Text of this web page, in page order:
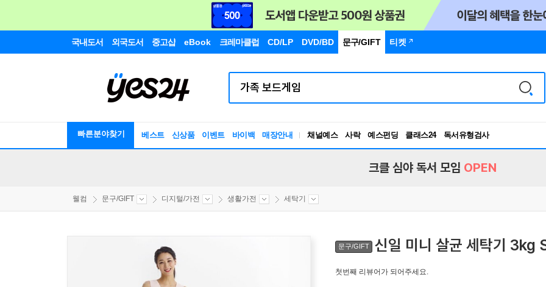
국내도서 외국도서 중고샵 eBook 크레마클럽 CD/LP DVD/BD 문구/GIFT 티켓
빠른분야찾기 베스트 신상품 이벤트 바이백 매장안내 채널예스 사락 예스펀딩 클래스24
독서유형검사
RBTI Lab
크클 심야 독서 모임 OPEN
웰컴 문구/GIFT 디지털/가전 생활가전 세탁기
문구/GIFT 신일 미니 살균 세탁기
첫번째 리뷰어가 되어주세요.